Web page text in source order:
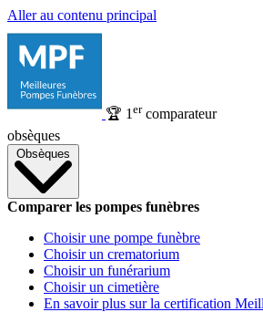
Aller au contenu principal
🏆 1 ercomparateur
obsèques
Obsèques
Comparer les pompes funèbres
Choisir une pompe funèbre
Choisir un crematorium
Choisir un funérarium
Choisir un cimetière
En savoir plus sur la certification